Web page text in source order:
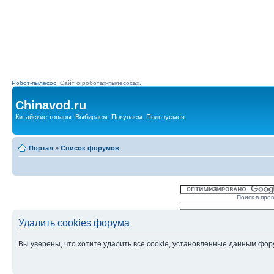
Робот-пылесос. Сайт о роботах-пылесосах.
Chinavod.ru
Китайские товары. Выбираем. Покупаем. Пользуемся.
Портал » Список форумов
Поиск в
Удалить cookies форума
Вы уверены, что хотите удалить все cookie, установленные данным